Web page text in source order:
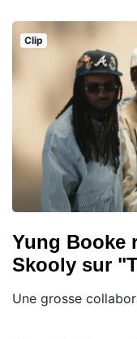
Clip
Yung Booke
Skooly sur
Une grosse